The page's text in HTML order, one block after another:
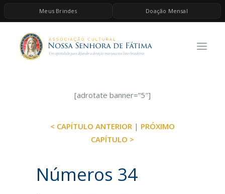
Meus Brindes Doação Mensal
HOME
A ASSOCIAÇÃO
ESPIRITUALIDADE
BRINDES
[adrotate banner=”5″]
< CAPÍTULO ANTERIOR | PRÓXIMO
CAPÍTULO >
Números 34